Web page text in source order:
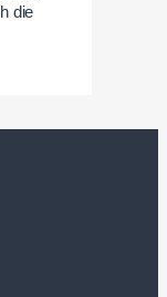
die